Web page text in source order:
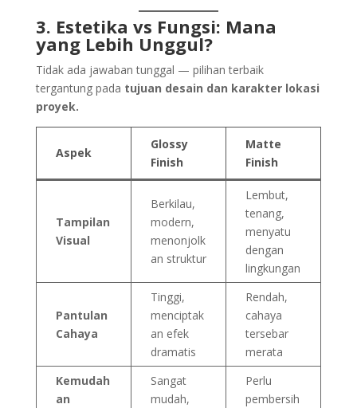
3. Estetika vs Fungsi: Mana
yang Lebih Unggul?
Tidak ada jawaban tunggal — pilihan terbaik
tergantung pada tujuan desain dan karakter lokasi
proyek.
Aspek
Glossy
Finish
Matte
Finish
Tampilan
Visual
Berkilau,
modern,
menonjolk
an struktur
Lembut,
tenang,
menyatu
dengan
lingkungan
Pantulan
Cahaya
Tinggi,
menciptak
an efek
dramatis
Rendah,
cahaya
tersebar
merata
Kemudah
an
Sangat
mudah,
Perlu
pembersih